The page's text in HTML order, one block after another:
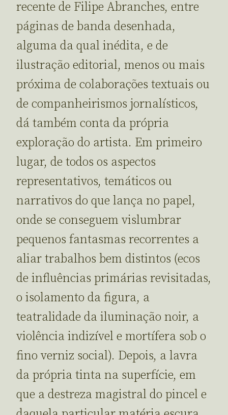
recente de Filipe Abranches, entre
páginas de banda desenhada,
alguma da qual inédita, e de
ilustração editorial, menos ou mais
próxima de colaborações textuais ou
de companheirismos jornalísticos,
dá também conta da própria
exploração do artista. Em primeiro
lugar, de todos os aspectos
representativos, temáticos ou
narrativos do que lança no papel,
onde se conseguem vislumbrar
pequenos fantasmas recorrentes a
aliar trabalhos bem distintos (ecos
de influências primárias revisitadas,
o isolamento da figura, a
teatralidade da iluminação noir, a
violência indizível e mortífera sob o
fino verniz social). Depois, a lavra
da própria tinta na superfície, em
que a destreza magistral do pincel e